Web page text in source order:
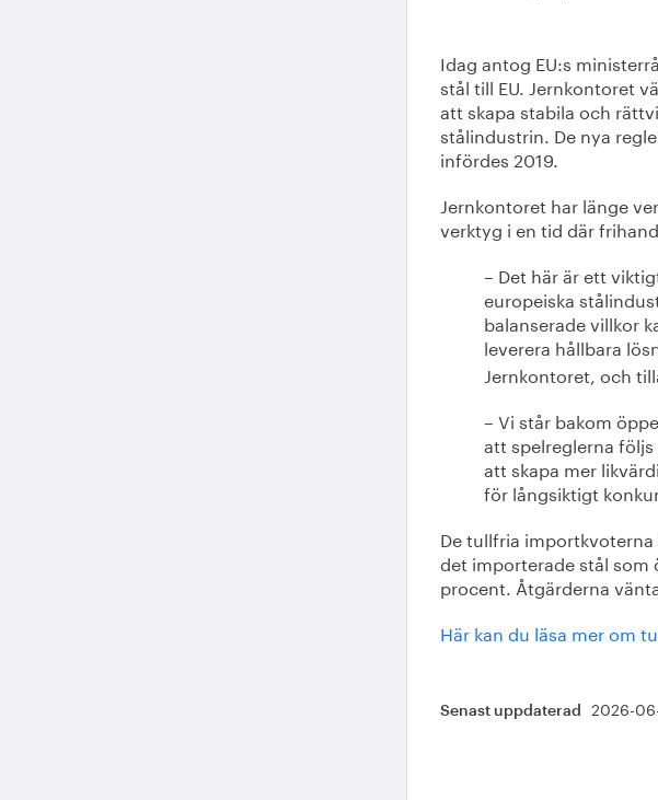
Idag antog EU:s
stål till EU. Jernkontoret
att skapa stabila och
stålindustrin. De nya
infördes 2019.
Jernkontoret har länge
verktyg i en tid där
– Det här är ett
europeiska
balanserade villkor
leverera hållbara
Jernkontoret, och
– Vi står bakom
att spelreglerna
att skapa mer
för långsiktigt
De tullfria
det importerade stål som
procent. Åtgärderna
Här kan du läsa mer om
Senast uppdaterad 2026-